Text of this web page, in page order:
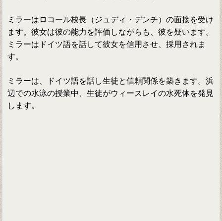
ミラーはロコール校長（ジュディ・デンチ）の面接を受け
ます。彼女は彼の能力を評価しながらも、彼を疑います。
ミラーはドイツ語を話して彼女を信用させ、採用されま
す。
ミラーは、ドイツ語を話し生徒と信頼関係を築きます。浜
辺での水泳の授業中、生徒がウィースレイの水死体を発見
します。